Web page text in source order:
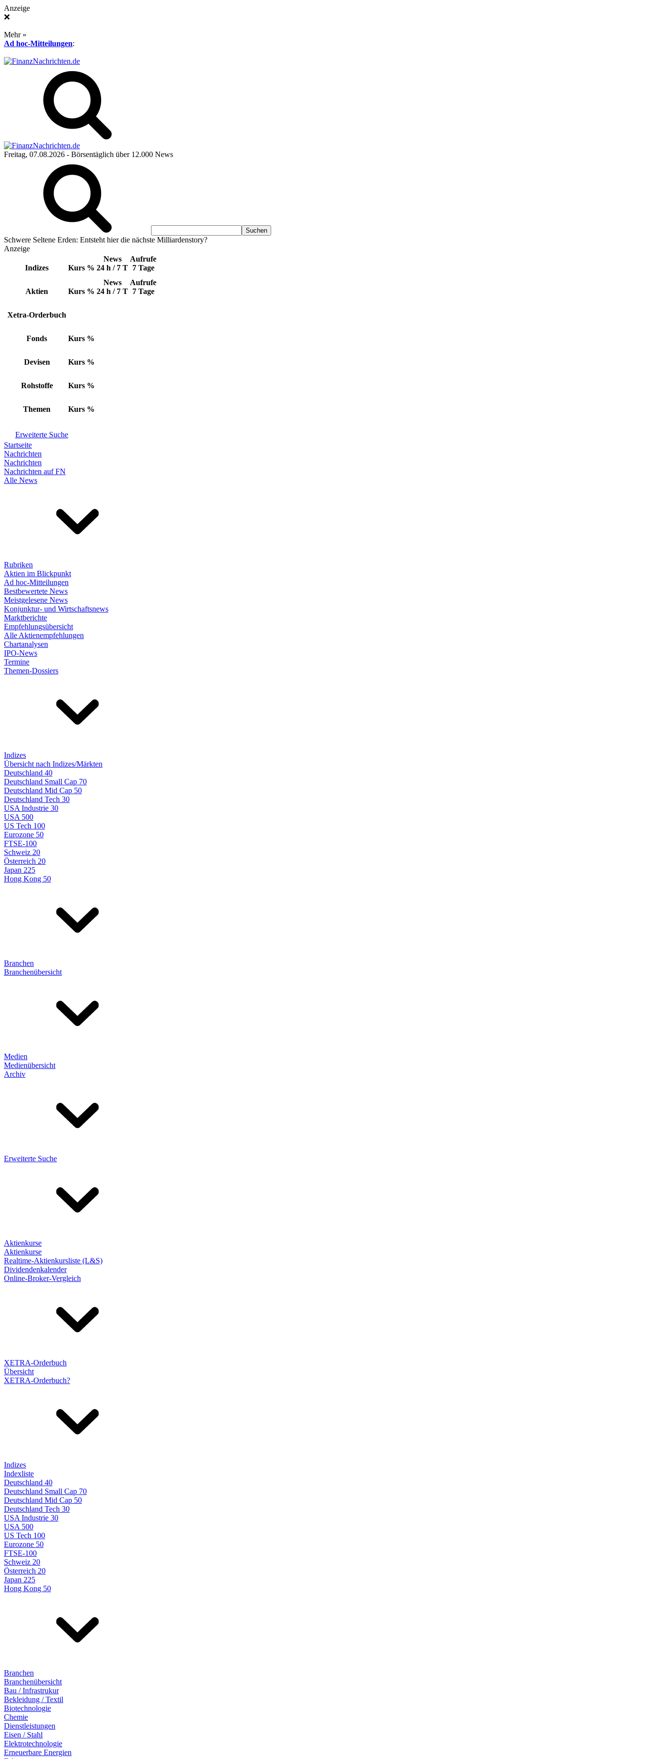
Anzeige
❌
Mehr »
Ad hoc-Mitteilungen:
Freitag, 07.08.2026 - Börsentäglich über 12.000 News
Schwere Seltene Erden: Entsteht hier die nächste Milliardenstory?
Anzeige
Indizes Kurs %
News
24 h / 7 T
Aufrufe
7 Tage
Aktien Kurs %
News
24 h / 7 T
Aufrufe
7 Tage
Xetra-Orderbuch
Fonds Kurs %
Devisen Kurs %
Rohstoffe Kurs %
Themen Kurs %
Erweiterte Suche
Startseite
Nachrichten
Nachrichten
Nachrichten auf FN
Alle News
Rubriken
Aktien im Blickpunkt
Ad hoc-Mitteilungen
Bestbewertete News
Meistgelesene News
Konjunktur- und Wirtschaftsnews
Marktberichte
Empfehlungsübersicht
Alle Aktienempfehlungen
Chartanalysen
IPO-News
Termine
Themen-Dossiers
Indizes
Übersicht nach Indizes/Märkten
Deutschland 40
Deutschland Small Cap 70
Deutschland Mid Cap 50
Deutschland Tech 30
USA Industrie 30
USA 500
US Tech 100
Eurozone 50
FTSE-100
Schweiz 20
Österreich 20
Japan 225
Hong Kong 50
Branchen
Branchenübersicht
Medien
Medienübersicht
Archiv
Erweiterte Suche
Aktienkurse
Aktienkurse
Realtime-Aktienkursliste (L&S)
Dividendenkalender
Online-Broker-Vergleich
XETRA-Orderbuch
Übersicht
XETRA-Orderbuch?
Indizes
Indexliste
Deutschland 40
Deutschland Small Cap 70
Deutschland Mid Cap 50
Deutschland Tech 30
USA Industrie 30
USA 500
US Tech 100
Eurozone 50
FTSE-100
Schweiz 20
Österreich 20
Japan 225
Hong Kong 50
Branchen
Branchenübersicht
Bau / Infrastrukur
Bekleidung / Textil
Biotechnologie
Chemie
Dienstleistungen
Eisen / Stahl
Elektrotechnologie
Erneuerbare Energien